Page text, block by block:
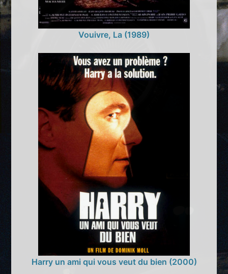
Vouivre, La (1989)
Harry un ami qui vous veut du bien (2000)